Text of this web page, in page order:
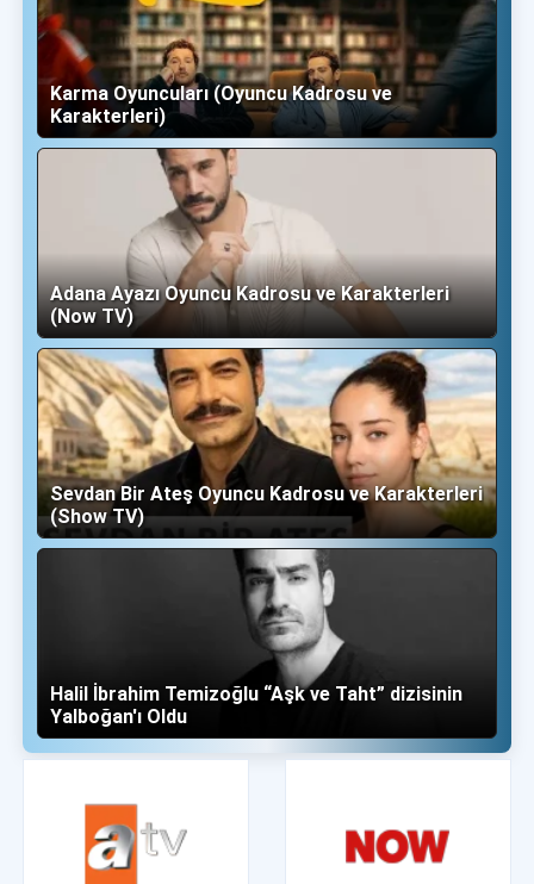
Karma Oyuncuları (Oyuncu Kadrosu ve
Karakterleri)
Adana Ayazı Oyuncu Kadrosu ve Karakterleri
(Now TV)
Sevdan Bir Ateş Oyuncu Kadrosu ve Karakterleri
(Show TV)
Halil İbrahim Temizoğlu “Aşk ve Taht” dizisinin
Yalboğan'ı Oldu